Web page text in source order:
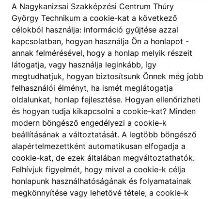
404 A keresett oldal nem található.
A Nagykanizsai Szakképzési Centrum Thúry
György Technikum a cookie-kat a következő
célokból használja: információ gyűjtése azzal
kapcsolatban, hogyan használja Ön a honlapot -
annak felmérésével, hogy a honlap melyik részeit
látogatja, vagy használja leginkább, így
megtudhatjuk, hogyan biztosítsunk Önnek még jobb
felhasználói élményt, ha ismét meglátogatja
oldalunkat, honlap fejlesztése. Hogyan ellenőrizheti
és hogyan tudja kikapcsolni a cookie-kat? Minden
modern böngésző engedélyezi a cookie-k
beállításának a változtatását. A legtöbb böngésző
alapértelmezettként automatikusan elfogadja a
cookie-kat, de ezek általában megváltoztathatók.
Felhívjuk figyelmét, hogy mivel a cookie-k célja
honlapunk használhatóságának és folyamatainak
megkönnyítése vagy lehetővé tétele, a cookie-k